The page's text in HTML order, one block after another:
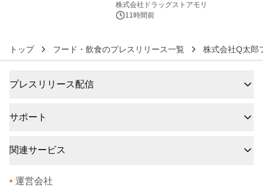
株式会社ドラッグストアモリ
11時間前
トップ フード・飲食のプレスリリース一覧 株式会社Q太郎
プレスリリース配信
サポート
関連サービス
• 運営会社